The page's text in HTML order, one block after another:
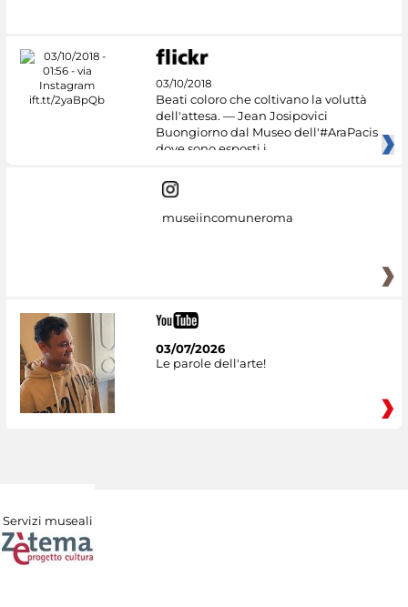
03/10/2018
Beati coloro che coltivano la voluttà
dell'attesa. — Jean Josipovici
Buongiorno dal Museo dell'#AraPacis
dove sono esposti i
museiincomuneroma
03/07/2026
Le parole dell'arte!
Servizi museali